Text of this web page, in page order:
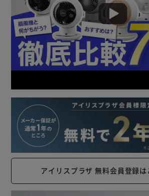
アイリスプラザ 無料会員登録は